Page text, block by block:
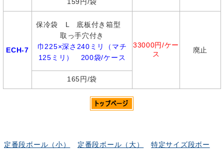
ECH-7
保冷袋 L 底板付き箱型
取っ手穴付き
巾225×深さ240ミリ（マチ
125ミリ） 200袋/ケース
33000円/ケー
ス
廃止
165円/袋
定番段ボール（小） 定番段ボール（大）
特定サイズ段ボー